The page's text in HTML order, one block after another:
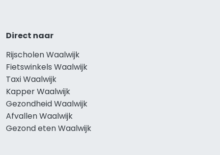
Direct naar
Rijscholen Waalwijk
Fietswinkels Waalwijk
Taxi Waalwijk
Kapper Waalwijk
Gezondheid Waalwijk
Afvallen Waalwijk
Gezond eten Waalwijk